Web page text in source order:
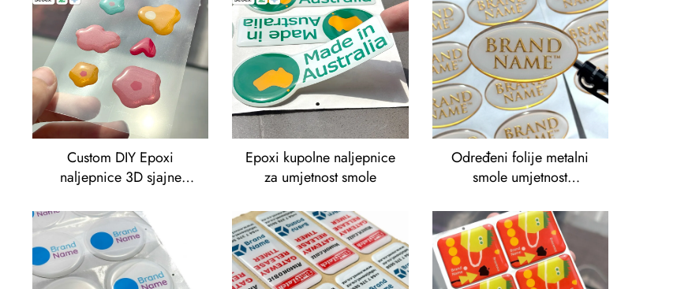
Custom DIY Epoxi
naljepnice 3D sjajne
umjetničke obrte
Epoxi kupolne naljepnice
za umjetnost smole
Određeni folije metalni
smole umjetnost
doming gel domed dekale